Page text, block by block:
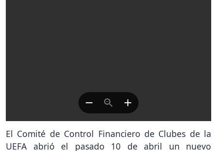
El Comité de Control Financiero de Clubes de la
UEFA abrió el pasado 10 de abril un nuevo